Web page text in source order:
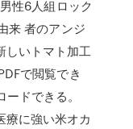
性6人組ロック
来 者のアンジ
しいトマト加工
で閲覧でき
ドできる。
療に強い米オカ